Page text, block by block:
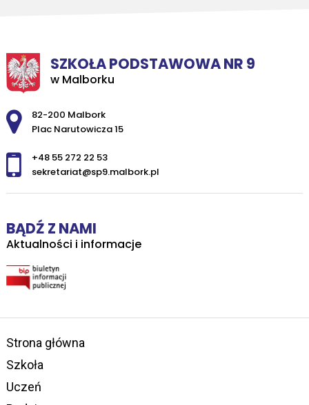
SZKOŁA PODSTAWOWA NR 9
w Malborku
Adres pocztowy:
82-200 Malbork
Plac Narutowicza 15
+48 55 272 22 53
sekretariat@sp9.malbork.pl
BĄDŹ Z NAMI
Aktualności i informacje
Strona główna
Szkoła
Uczeń